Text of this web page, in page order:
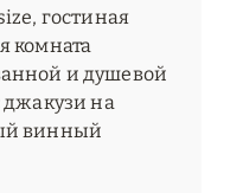
гостиная
комната
и душевой
джакузи на
винный